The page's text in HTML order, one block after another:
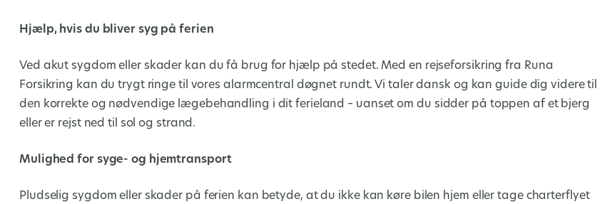
Hjælp, hvis du bliver syg på ferien
Ved akut sygdom eller skader kan du få brug for hjælp på stedet. Med en rejseforsikring fra Runa
Forsikring kan du trygt ringe til vores alarmcentral døgnet rundt. Vi taler dansk og kan guide dig videre til
den korrekte og nødvendige lægebehandling i dit ferieland – uanset om du sidder på toppen af et bjerg
eller er rejst ned til sol og strand.
Mulighed for syge- og hjemtransport
Pludselig sygdom eller skader på ferien kan betyde, at du ikke kan køre bilen hjem eller tage charterflyet